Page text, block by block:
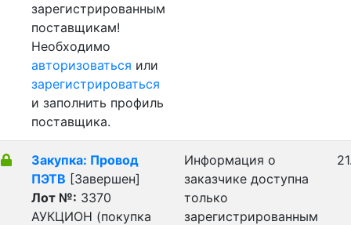
зарегистрированным
поставщикам!
Необходимо
авторизоваться или
зарегистрироваться
и заполнить профиль
поставщика.
Закупка: Провод
ПЭТВ [Завершен]
Лот №: 3370
АУКЦИОН (покупка
Информация о
заказчике доступна
только
зарегистрированным